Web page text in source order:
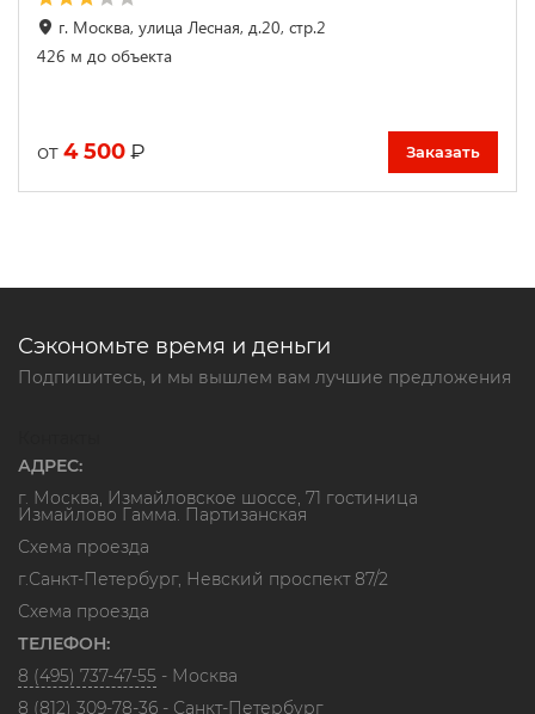
г. Москва, улица Лесная, д.20, стр.2
426 м до объекта
от 4 500 ₽ Заказать
Сэкономьте время и деньги
Подпишитесь, и мы вышлем вам лучшие предложения
АДРЕС:
г. Москва, Измайловское шоссе, 71 гостиница
Измайлово Гамма. Партизанская
Схема проезда
г.Санкт-Петербург, Невский проспект 87/2
Схема проезда
ТЕЛЕФОН:
8 (495) 737-47-55 - Москва
8 (812) 309-78-36 - Санкт-Петербург